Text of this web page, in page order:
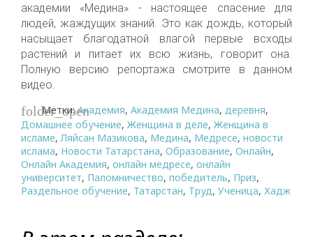
академии «Медина» - настоящее спасение для
людей, жаждущих знаний. Это как дождь, который
насыщает благодатной влагой первые всходы
растений и питает их всю жизнь, говорит она.
Полную версию репортажа смотрите в данном
видео.
folder_open
Метки:Академия, Академия Медина, деревня,
Домашнее обучение, Женщина в деле, Женщина в
исламе, Ляйсан Мазикова, Медина, Медресе, новости
ислама, Новости Татарстана, Образование, Онлайн,
Онлайн Академия, онлайн медресе, онлайн
университет, Паломничество, победитель, Приз,
Раздельное обучение, Татарстан, Труд, Ученица, Хадж